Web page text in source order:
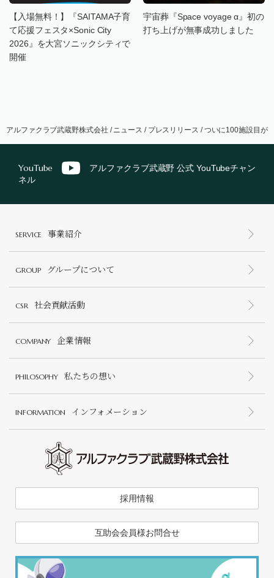
【入場無料！】『SAITAMA子育
て応援フェスタ×Sonic City
2026』を大宮ソニックシティで
開催
宇宙葬『Space voyage α』初の
打ち上げが無事成功しました
アルファクラブ武蔵野株式会社 /ニュース / プレスリリース /ついに100施設目が
YouTube
アルファクラブ武蔵野 公式 YouTubeチャン
ネル
SERVICE 事業紹介
GROUP グループについて
CSR 社会貢献活動
COMPANY 企業情報
PHILOSOPHY 私たちの想い
INFORMATION インフォメーション
採用情報
互助会会員様お問合せ